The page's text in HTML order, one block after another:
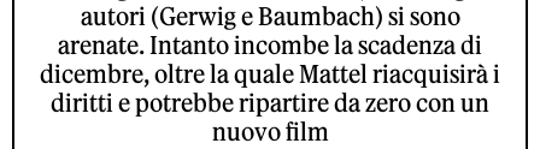
autori (Gerwig e Baumbach) si sono
arenate. Intanto incombe la scadenza di
dicembre, oltre la quale Mattel riacquisirà i
diritti e potrebbe ripartire da zero con un
nuovo film